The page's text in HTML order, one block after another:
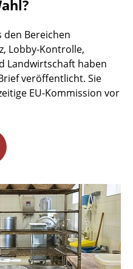
den Bereichen
Lobby-Kontrolle,
Landwirtschaft haben
veröffentlicht. Sie
EU-Kommission vor